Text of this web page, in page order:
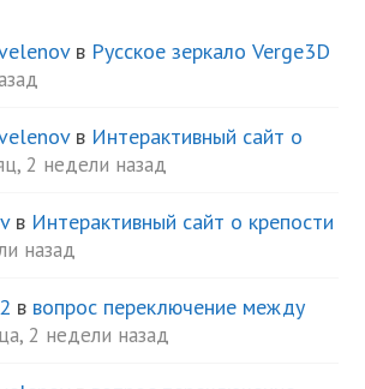
в Русское зеркало Verge3D
в Интерактивный сайт о
2 недели назад
в Интерактивный сайт о крепости
назад
в вопрос переключение между
2 недели назад